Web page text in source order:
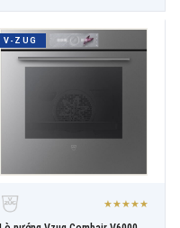
V-ZUG
★★★★★